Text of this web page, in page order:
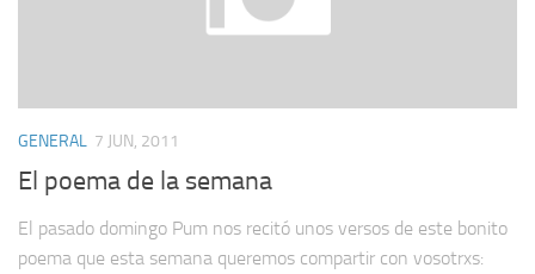
GENERAL 7 JUN, 2011
El poema de la semana
El pasado domingo Pum nos recitó unos versos de este bonito
poema que esta semana queremos compartir con vosotrxs: